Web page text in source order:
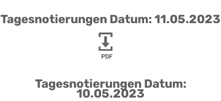
Tagesnotierungen Datum: 11.05.2023
PDF
Tagesnotierungen Datum:
10.05.2023